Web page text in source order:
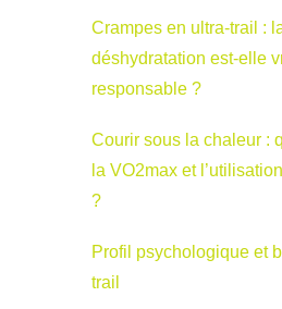
Crampes en ultra-trail :
déshydratation est-elle
responsable ?
Courir sous la chaleur :
la VO2max et
?
Profil psychologique et
trail